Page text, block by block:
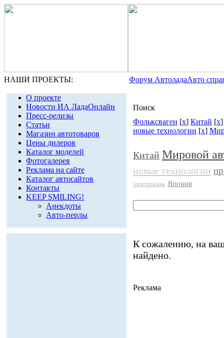
НАШИ ПРОЕКТЫ: Форум АвтоладаАвто
О проекте
Новости ИА ЛадаОнлайн
Пресс-релизы
Статьи
Магазин автотоваров
Цены дилеров
Каталог моделей
Фотогалерея
Реклама на сайте
Каталог автосайтов
Контакты
KEEP SMILING!
Анекдоты
Авто-перлы
Поиск
Фольксваген [x] Китай [x
новые технологии [x]
Китай Мировой
новые технологии
электрокары Япония
К сожалению, на
найдено.
Реклама